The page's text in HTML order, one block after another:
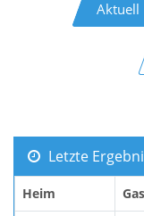
Aktuell
Letzte
Heim